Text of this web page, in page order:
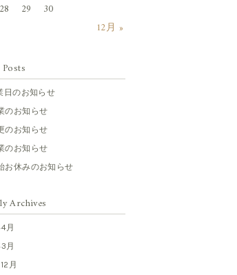
12月 »
28 29 30
日のお知らせ
のお知らせ
のお知らせ
のお知らせ
お休みのお知らせ
Archives
月
月
月